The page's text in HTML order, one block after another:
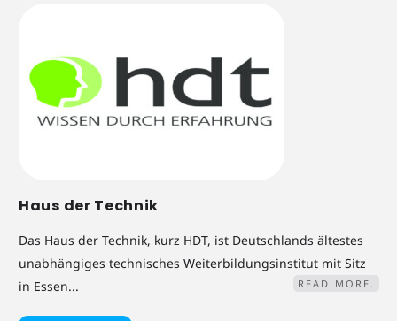
Haus der Technik
Das Haus der Technik, kurz HDT, ist Deutschlands ältestes
unabhängiges technisches Weiterbildungsinstitut mit Sitz
in Essen...
READ MORE.